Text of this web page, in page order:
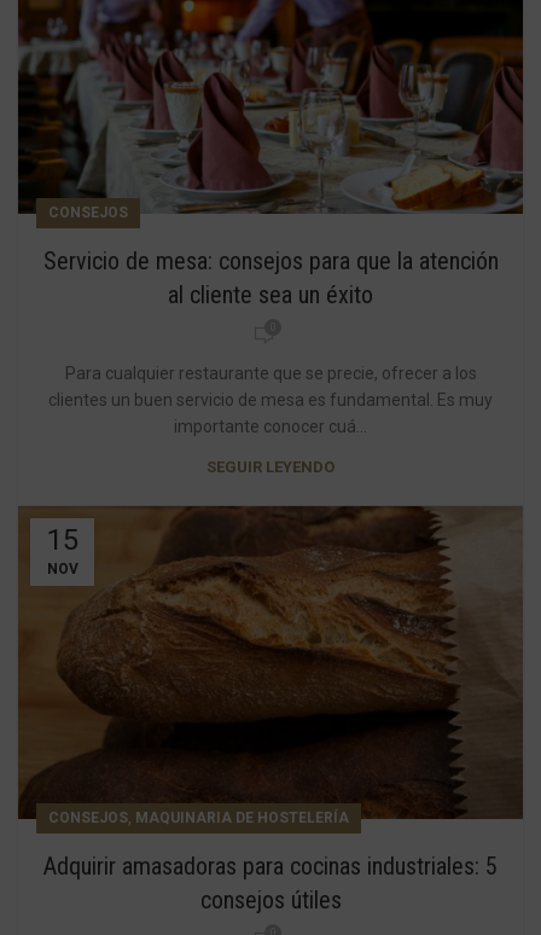
CONSEJOS
Servicio de mesa: consejos para que la atención
al cliente sea un éxito
Para cualquier restaurante que se precie, ofrecer a los
clientes un buen servicio de mesa es fundamental. Es muy
importante conocer cuá...
SEGUIR LEYENDO
15
NOV
CONSEJOS, MAQUINARIA DE HOSTELERÍA
Adquirir amasadoras para cocinas industriales: 5
consejos útiles